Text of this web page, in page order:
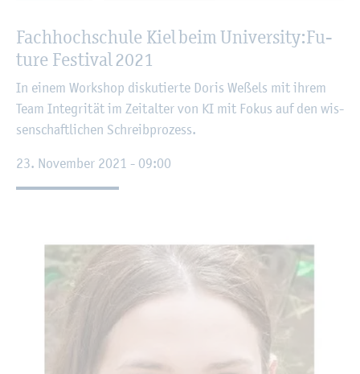
Fach­hoch­schu­le Kiel beim Uni­ver­si­ty:Fu­
ture Fes­ti­val 2021
In einem Work­shop dis­ku­tier­te Doris We­ßels mit ihrem
Team In­te­gri­tät im Zeit­al­ter von KI mit Fokus auf den wis­
sen­schaft­li­chen Schreib­pro­zess.
23. No­vem­ber 2021 - 09:00